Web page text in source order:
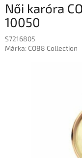
Női karóra
10050
S7216805
Márka: CO88 Collection